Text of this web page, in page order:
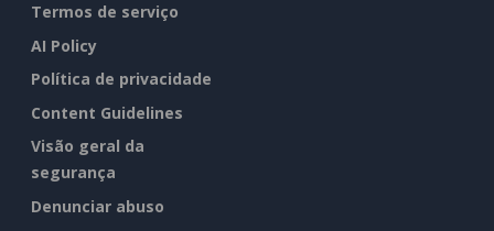
Termos de serviço
AI Policy
Política de privacidade
Content Guidelines
Visão geral da
segurança
Denunciar abuso